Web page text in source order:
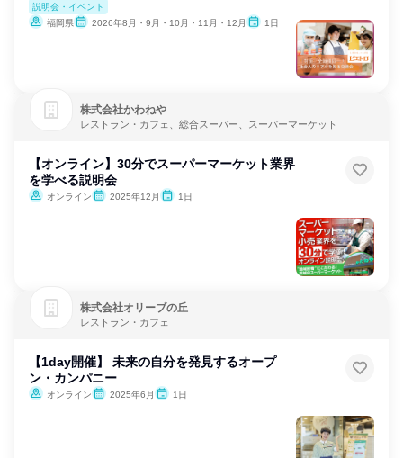
説明会・イベント
福岡県
2026年8月・9月・10月・11月・12月 1日
株式会社かわねや
レストラン・カフェ、総合スーパー、スーパーマーケット
【オンライン】30分でスーパーマーケット業界
を学べる説明会
オンライン 2025年12月 1日
株式会社オリーブの丘
レストラン・カフェ
【1day開催】 未来の自分を発見するオープ
ン・カンパニー
オンライン 2025年6月 1日